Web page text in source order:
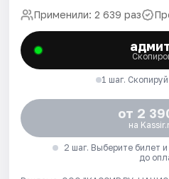
Применили: 2 639 раз
1 шаг.
от 2
на
2 шаг. Выберите билет
до